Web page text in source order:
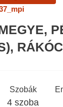
Szobák
4 szoba